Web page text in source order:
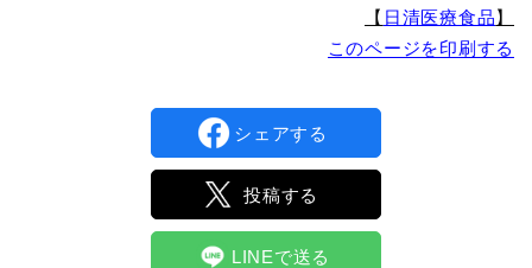
【 日清医療食品】
このページを印刷する
シェアする
投稿する
LINEで送る